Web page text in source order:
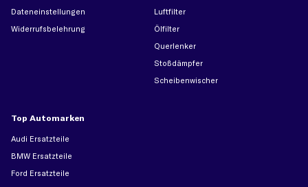
Dateneinstellungen
Widerrufsbelehrung
Luftfilter
Ölfilter
Querlenker
Stoßdämpfer
Scheibenwischer
Top Automarken
Audi Ersatzteile
BMW Ersatzteile
Ford Ersatzteile